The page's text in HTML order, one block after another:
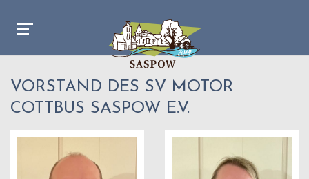
VORSTAND DES SV MOTOR
COTTBUS SASPOW E.V.